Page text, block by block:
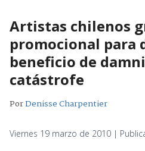
Artistas chilenos
promocional para
beneficio de
catástrofe
PorDenisse Charpentier
Viernes 19 marzo de 2010 |